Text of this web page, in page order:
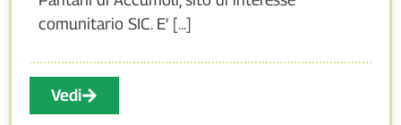
comunitario SIC. E’ [...]
Vedi